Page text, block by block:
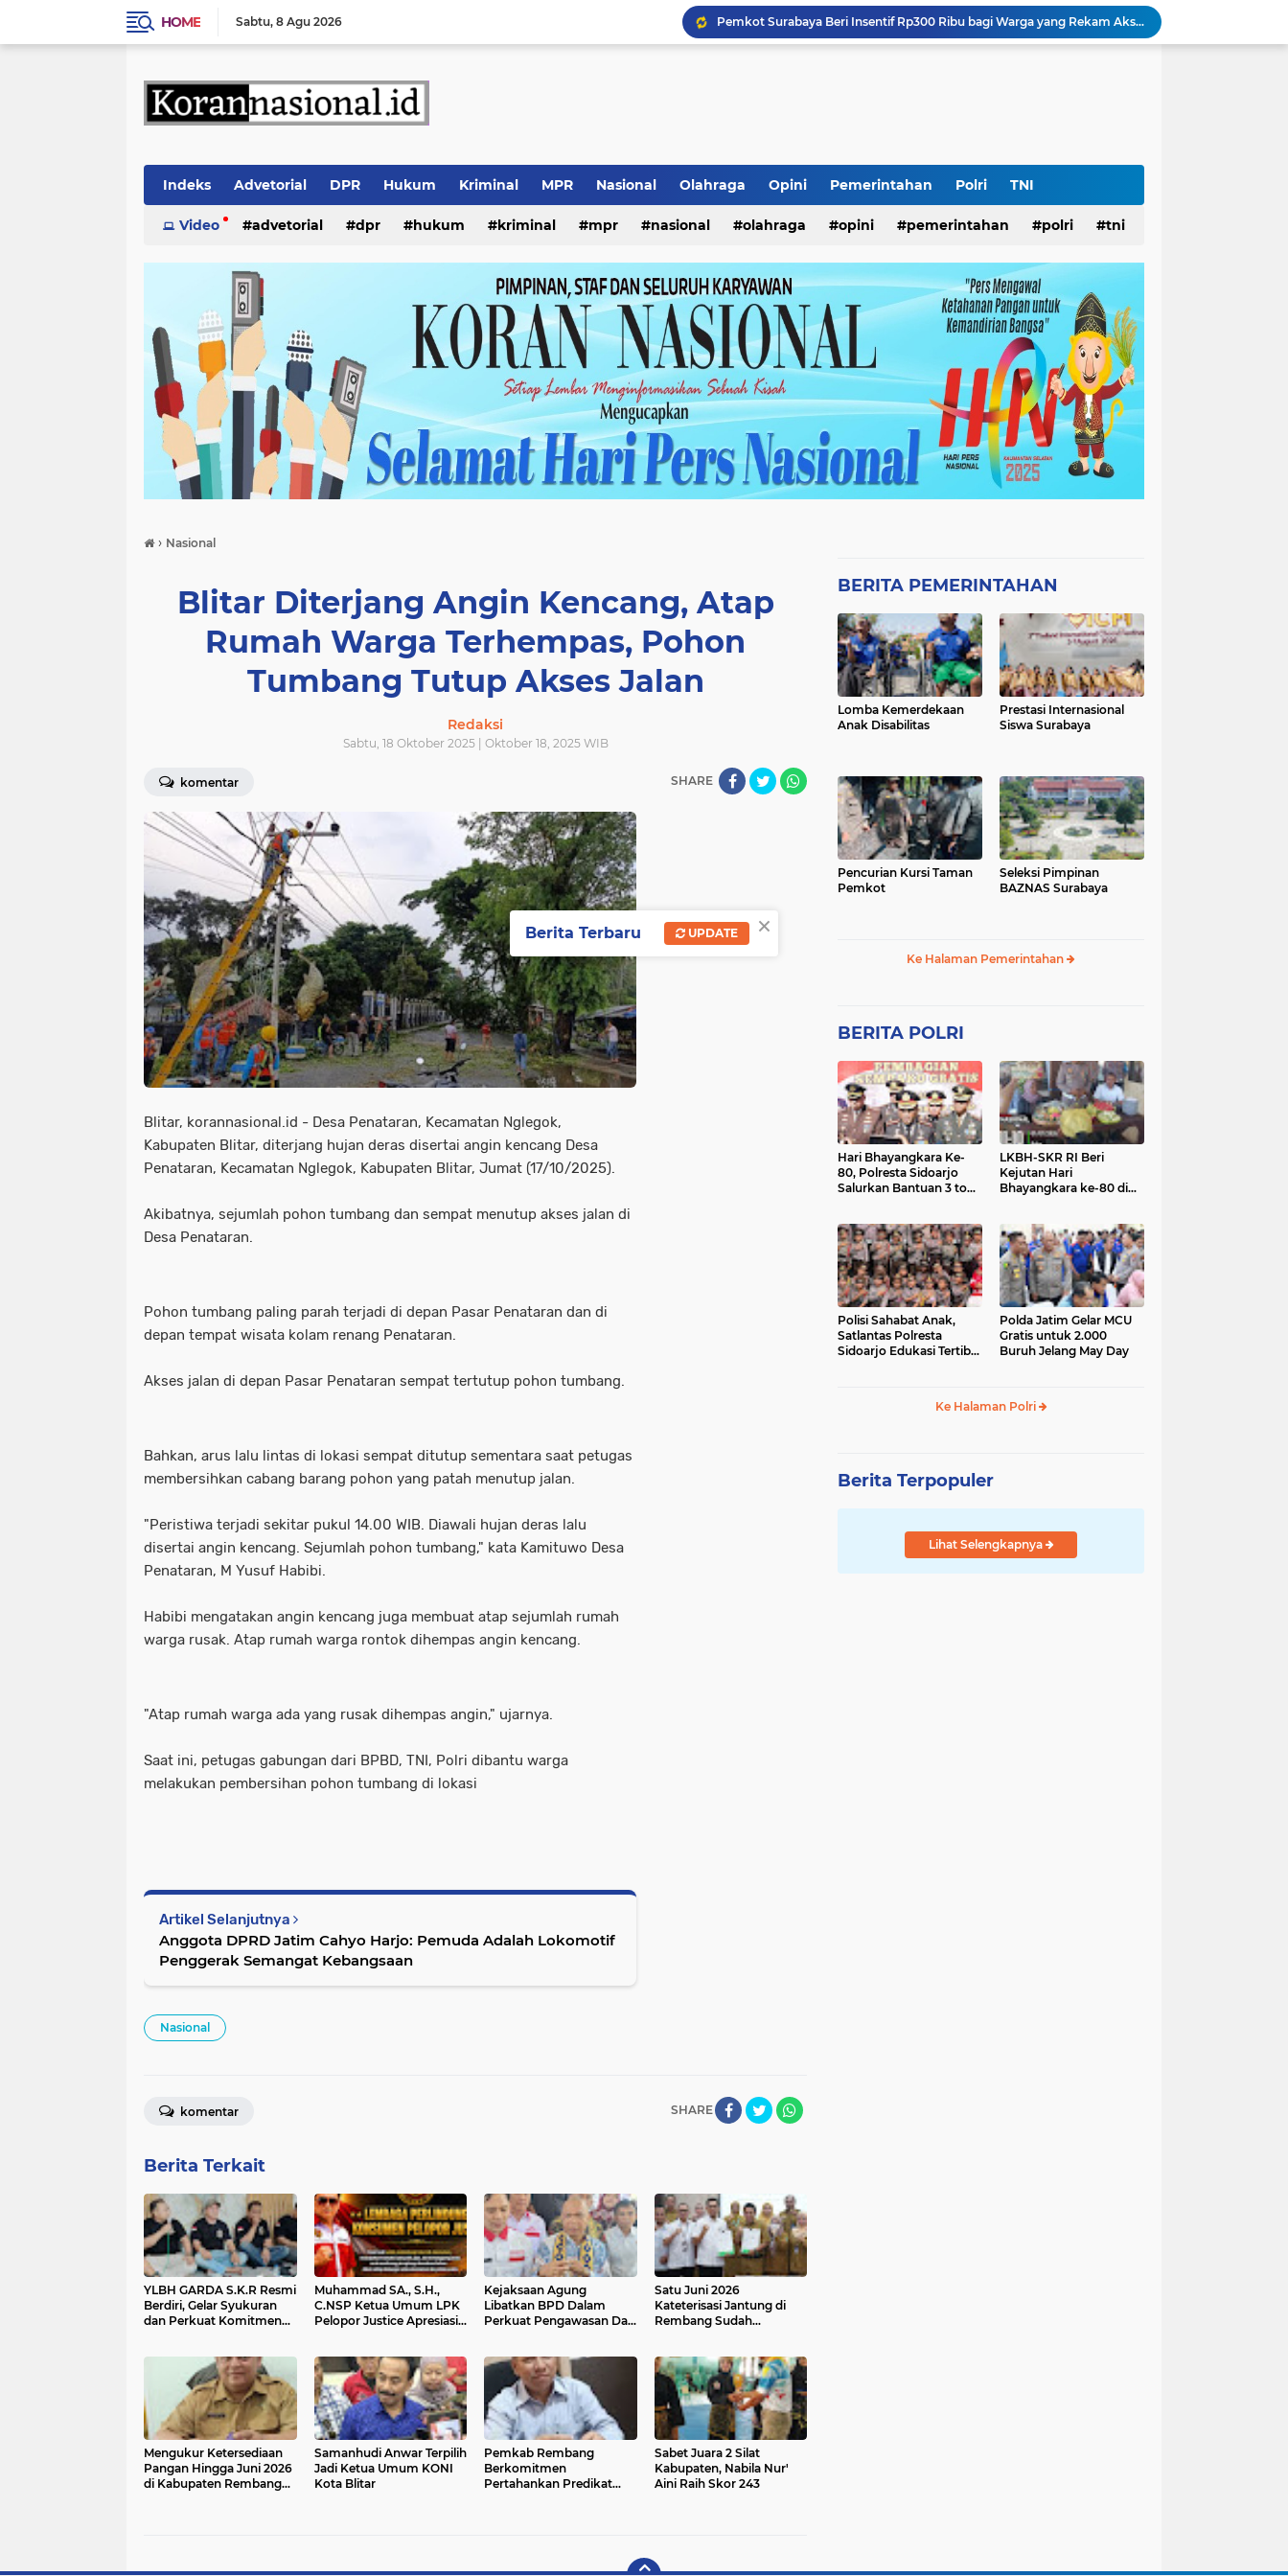
HOME Sabtu 8 Agu 2026
Pemkot Surabaya Beri Insentif Rp300 Ribu bagi Warga yang Rekam Aksi Pencurian Fasum
Ketua Umum Yayasan Pelopor Rumah Sehat Ucapkan Dirgahayu RI ke-81
Pencabutan KTA Jukir Liar
Kewajiban ASN Pilah Sampah
Indeks Advetorial DPR Hukum Kriminal MPR Nasional Olahraga Opini Pemerintahan Polri TNI
Video advetorial dpr hukum kriminal mpr nasional olahraga opini pemerintahan polri tni
› Nasional
Blitar Diterjang Angin Kencang, Atap
Rumah Warga Terhempas, Pohon
Tumbang Tutup Akses Jalan
Redaksi
Sabtu, 18 Oktober 2025 | Oktober 18, 2025 WIB
komentar SHARE
Blitar, korannasional.id - Desa Penataran, Kecamatan Nglegok,
Kabupaten Blitar, diterjang hujan deras disertai angin kencang Desa
Penataran, Kecamatan Nglegok, Kabupaten Blitar, Jumat (17/10/2025).
Akibatnya, sejumlah pohon tumbang dan sempat menutup akses jalan di
Desa Penataran.
Pohon tumbang paling parah terjadi di depan Pasar Penataran dan di
depan tempat wisata kolam renang Penataran.
Akses jalan di depan Pasar Penataran sempat tertutup pohon tumbang.
Bahkan, arus lalu lintas di lokasi sempat ditutup sementara saat petugas
membersihkan cabang barang pohon yang patah menutup jalan.
"Peristiwa terjadi sekitar pukul 14.00 WIB. Diawali hujan deras lalu
disertai angin kencang. Sejumlah pohon tumbang," kata Kamituwo Desa
Penataran, M Yusuf Habibi.
Habibi mengatakan angin kencang juga membuat atap sejumlah rumah
warga rusak. Atap rumah warga rontok dihempas angin kencang.
"Atap rumah warga ada yang rusak dihempas angin," ujarnya.
Saat ini, petugas gabungan dari BPBD, TNI, Polri dibantu warga
melakukan pembersihan pohon tumbang di lokasi
Artikel Selanjutnya
Anggota DPRD Jatim Cahyo Harjo: Pemuda Adalah Lokomotif
Penggerak Semangat Kebangsaan
Nasional
SHARE
komentar
Berita Terkait
YLBH GARDA S.K.R Resmi
Berdiri, Gelar Syukuran
dan Perkuat Komitmen
Muhammad SA., S.H.,
C.NSP Ketua Umum LPK
Pelopor Justice Apresiasi
Program MBG
Kejaksaan Agung
Libatkan BPD Dalam
Perkuat Pengawasan Dan
Satu Juni 2026
Kateterisasi Jantung di
Rembang Sudah
Mengukur Ketersediaan
Pangan Hingga Juni 2026
di Kabupaten Rembang
Samanhudi Anwar Terpilih
Jadi Ketua Umum KONI
Kota Blitar
Pemkab Rembang
Berkomitmen
Pertahankan Predikat
Sabet Juara 2 Silat
Kabupaten, Nabila Nur'
Aini Raih Skor 243
BERITA PEMERINTAHAN
Lomba Kemerdekaan
Anak Disabilitas
Prestasi Internasional
Siswa Surabaya
Pencurian Kursi Taman
Pemkot
Seleksi Pimpinan
BAZNAS Surabaya
Ke Halaman Pemerintahan
BERITA POLRI
Hari Bhayangkara Ke-
80, Polresta Sidoarjo
Salurkan Bantuan 3 ton
LKBH-SKR RI Beri
Kejutan Hari
Bhayangkara ke-80 di
Polri
Polisi Sahabat Anak,
Satlantas Polresta
Sidoarjo Edukasi Tertib
Polda Jatim Gelar MCU
Gratis untuk 2.000
Buruh Jelang May Day
Ke Halaman Polri
Berita Terpopuler
Lihat Selengkapnya
×
Berita Terbaru UPDATE